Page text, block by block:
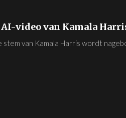
video van Kamala
stem van Kamala Harris wordt